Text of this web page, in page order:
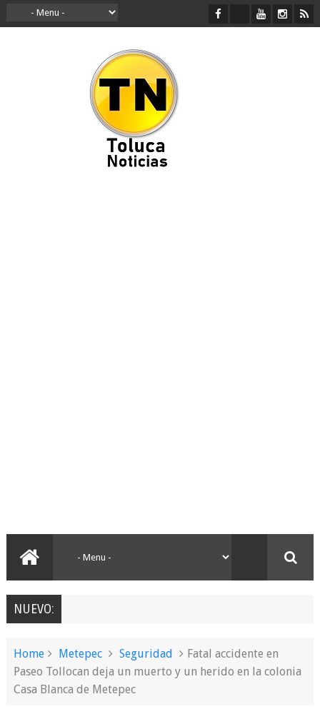
NUEVO:
Home Metepec Seguridad
Fatal accidente en
Paseo Tollocan deja un muerto y un herido en la colonia
Casa Blanca de Metepec